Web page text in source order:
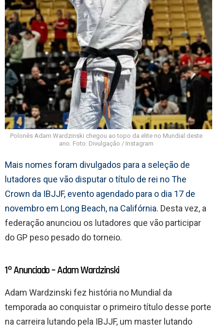
Polonês Adam Wardzinski chegou ao topo da elite no Mundial deste
ano. Foto: Divulgação / Instagram
Mais nomes foram divulgados para a seleção de
lutadores que vão disputar o título de rei no The
Crown da IBJJF, evento agendado para o dia 17 de
novembro em Long Beach, na Califórnia. Desta vez, a
federação anunciou os lutadores que vão participar
do GP peso pesado do torneio.
1º Anunciado – Adam Wardzinski
Adam Wardzinski fez história no Mundial da
temporada ao conquistar o primeiro título desse porte
na carreira lutando pela IBJJF, um master lutando